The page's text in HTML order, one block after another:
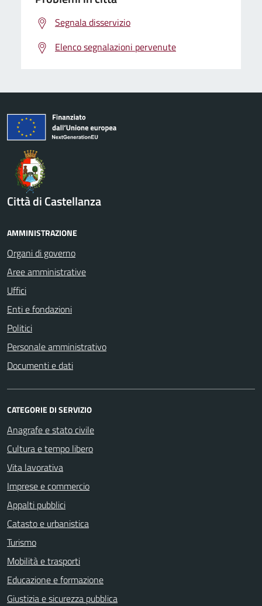
Segnala disservizio
Elenco segnalazioni pervenute
Città di Castellanza
AMMINISTRAZIONE
Organi di governo
Aree amministrative
Uffici
Enti e fondazioni
Politici
Personale amministrativo
Documenti e dati
CATEGORIE DI SERVIZIO
Anagrafe e stato civile
Cultura e tempo libero
Vita lavorativa
Imprese e commercio
Appalti pubblici
Catasto e urbanistica
Turismo
Mobilità e trasporti
Educazione e formazione
Giustizia e sicurezza pubblica